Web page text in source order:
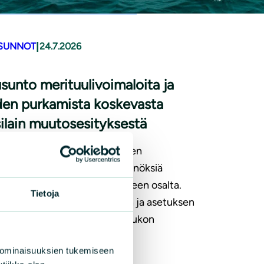
Tietoja
tukemiseen
|24.7.2026
merituulivoimaloita ja
purkamista koskevasta
muutosesityksestä
että merituulivoimaloiden
ja purkamisen säännöksiä
nyt talousvyöhykkeen osalta.
kannatti lain ja asetuksen
esittäen niihin vielä joukon